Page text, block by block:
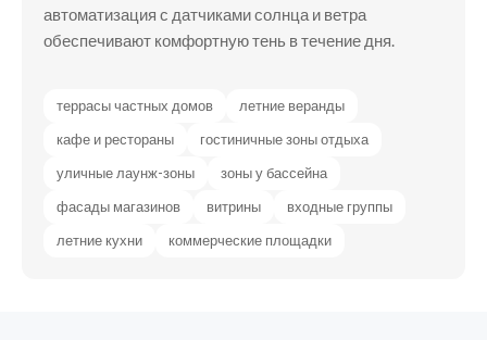
автоматизация с датчиками солнца и ветра
обеспечивают комфортную тень в течение дня.
террасы частных домов
летние веранды
кафе и рестораны
гостиничные зоны отдыха
уличные лаунж-зоны
зоны у бассейна
фасады магазинов
витрины
входные группы
летние кухни
коммерческие площадки